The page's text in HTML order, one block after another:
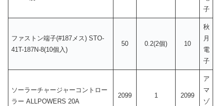
子
ファストン端子(#187メス) STO-
41T-187N-8(10個入)
50 0.2(2個) 10
秋
月
電
子
ソーラーチャージャーコントロー
ラー ALLPOWERS 20A
2099 1 2099
ア
マ
ゾ